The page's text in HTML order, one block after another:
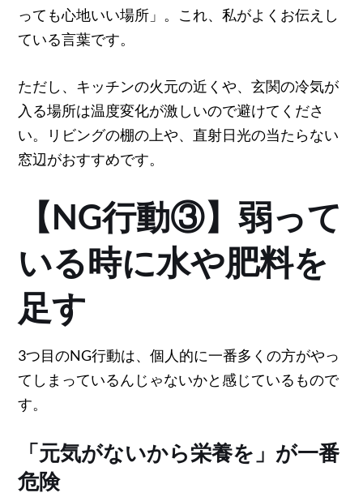
っても心地いい場所」。これ、私がよくお伝えし
ている言葉です。
ただし、キッチンの火元の近くや、玄関の冷気が
入る場所は温度変化が激しいので避けてくださ
い。リビングの棚の上や、直射日光の当たらない
窓辺がおすすめです。
【NG行動③】弱って
いる時に水や肥料を
足す
3つ目のNG行動は、個人的に一番多くの方がやっ
てしまっているんじゃないかと感じているもので
す。
「元気がないから栄養を」が一番
危険